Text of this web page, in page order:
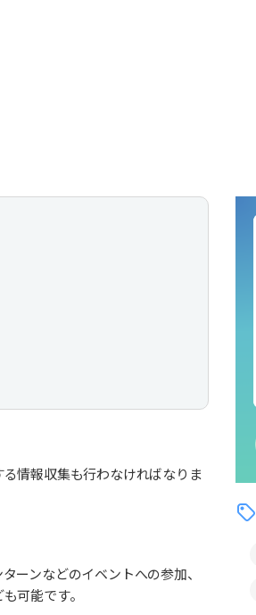
情報収集も行わなければなりま
ーンなどのイベントへの参加、
可能です。